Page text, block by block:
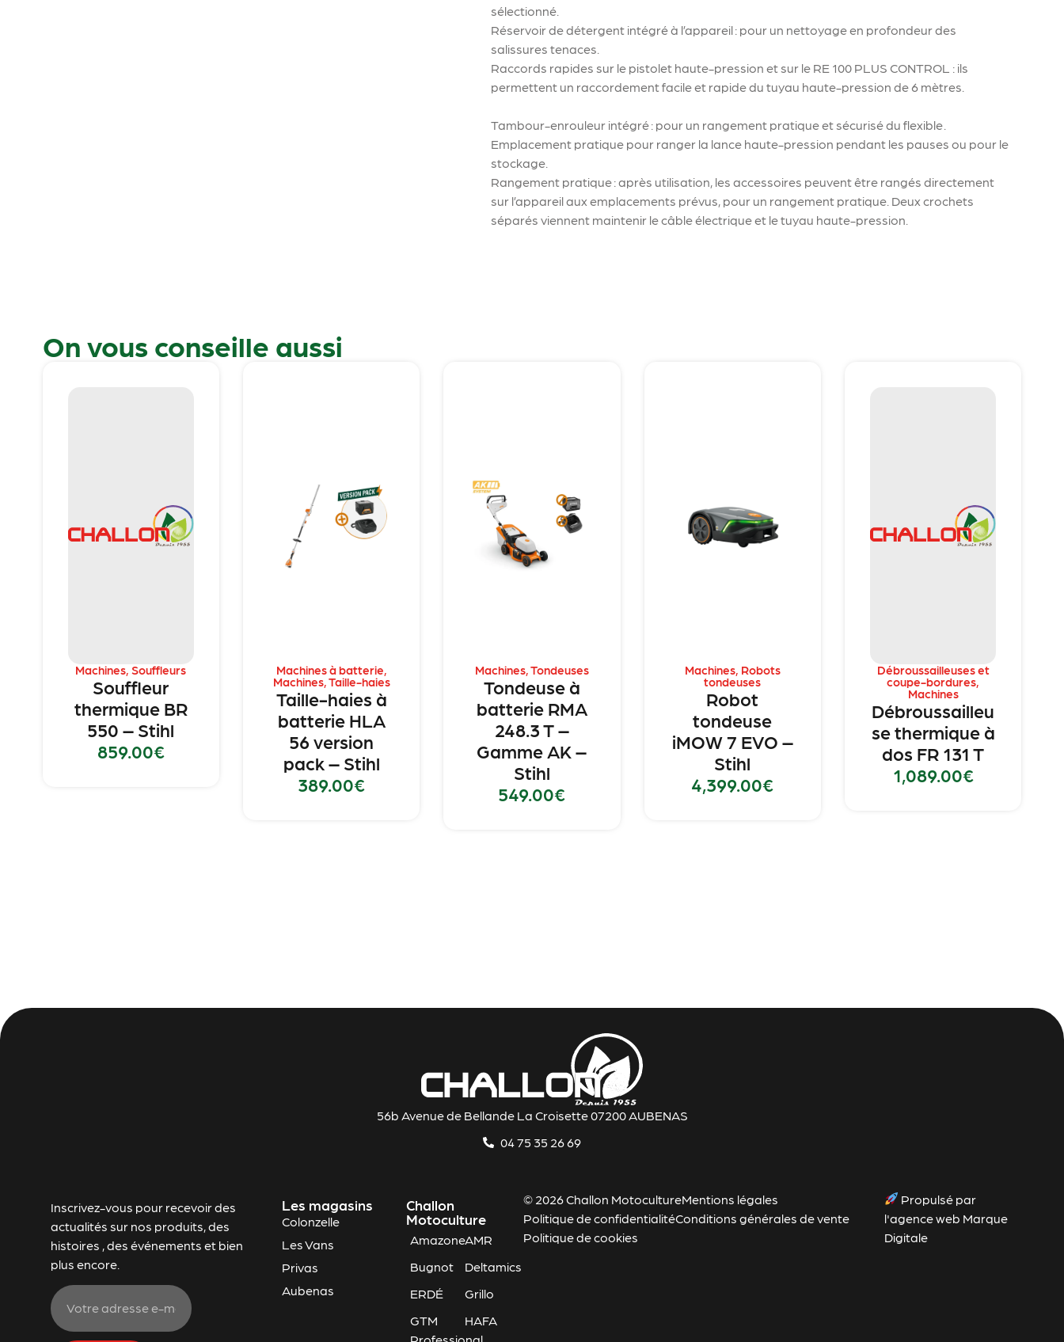
sélectionné.
Réservoir de détergent intégré à l’appareil : pour un nettoyage en profondeur des
salissures tenaces.
Raccords rapides sur le pistolet haute-pression et sur le RE 100 PLUS CONTROL : ils
permettent un raccordement facile et rapide du tuyau haute-pression de 6 mètres.
Tambour-enrouleur intégré : pour un rangement pratique et sécurisé du flexible .
Emplacement pratique pour ranger la lance haute-pression pendant les pauses ou pour le
stockage.
Rangement pratique : après utilisation, les accessoires peuvent être rangés directement
sur l’appareil aux emplacements prévus, pour un rangement pratique. Deux crochets
séparés viennent maintenir le câble électrique et le tuyau haute-pression.
On vous conseille aussi
Machines,Souffleurs
Souffleur
thermique BR
550 – Stihl
859.00€
Machines à batterie,
Machines,Taille-haies
Taille-haies à
batterie HLA
56 version
pack – Stihl
389.00€
Machines,Tondeuses
Tondeuse à
batterie RMA
248.3 T –
Gamme AK –
Stihl
549.00€
Machines, Robots
tondeuses
Robot
tondeuse
iMOW 7 EVO –
Stihl
4,399.00€
Débroussailleuses et
coupe-bordures,
Machines
Débroussailleu
se thermique à
dos FR 131 T
1,089.00€
56b Avenue de Bellande La Croisette 07200 AUBENAS
04 75 35 26 69
Inscrivez-vous pour recevoir des
actualités sur nos produits, des
histoires , des événements et bien
plus encore.
Les magasins
Colonzelle
Les Vans
Privas
Aubenas
Challon
Motoculture
AmazoneAMR
Bugnot
Deltamics
ERDÉ
Grillo
GTM
Professional
HAFA
© 2026 Challon MotocultureMentions légales
Politique de confidentialitéConditions générales de vente
Politique de cookies
Propulsé par
l'agence web Marque
Digitale